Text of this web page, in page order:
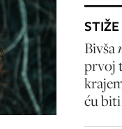
Bivša
prvoj
ću biti